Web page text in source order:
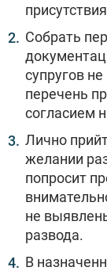
Собрать
супругов
перечень
согласием
Лично
желании
попросит
не
развода.
В